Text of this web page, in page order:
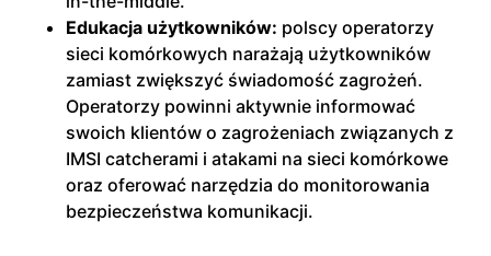
Edukacja użytkowników: polscy operatorzy
sieci komórkowych narażają użytkowników
zamiast zwiększyć świadomość zagrożeń.
Operatorzy powinni aktywnie informować
swoich klientów o zagrożeniach związanych z
IMSI catcherami i atakami na sieci komórkowe
oraz oferować narzędzia do monitorowania
bezpieczeństwa komunikacji.